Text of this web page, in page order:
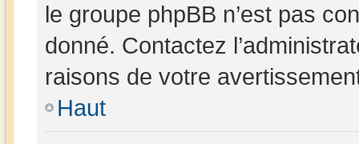
le groupe phpBB n’est pas
donné. Contactez
raisons de votre
Haut